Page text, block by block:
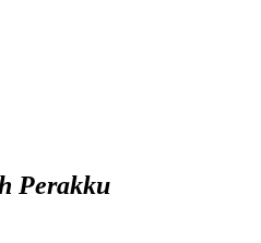
Perakku